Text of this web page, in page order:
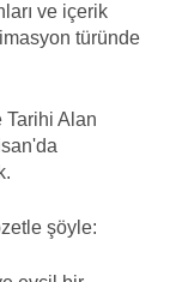
ve içerik
türünde
Tarihi Alan
şöyle: